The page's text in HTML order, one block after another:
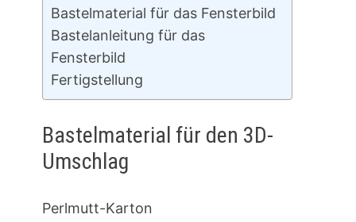
Bastelmaterial für das Fensterbild
Bastelanleitung für das
Fensterbild
Fertigstellung
Bastelmaterial für den 3D-
Umschlag
Perlmutt-Karton